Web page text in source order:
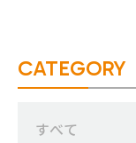
CATEGORY
すべて